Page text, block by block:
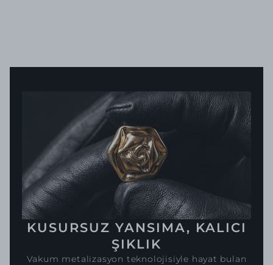
KUSURSUZ YANSIMA, KALICI
ŞIKLIK
Vakum metalizasyon teknolojisiyle hayat bulan